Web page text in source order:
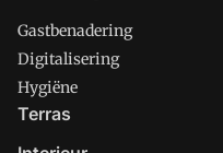
Gastbenadering
Digitalisering
Hygiëne
Terras